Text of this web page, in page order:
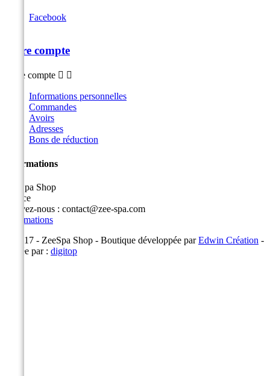
Facebook
Votre compte
Votre compte  
Informations personnelles
Commandes
Avoirs
Adresses
Bons de réduction
Informations
ZeeSpa Shop
France
Écrivez-nous : contact@zee-spa.com
Informations
© 2017 - ZeeSpa Shop - Boutique développée parEdwin Création -
Éditée par : digitop